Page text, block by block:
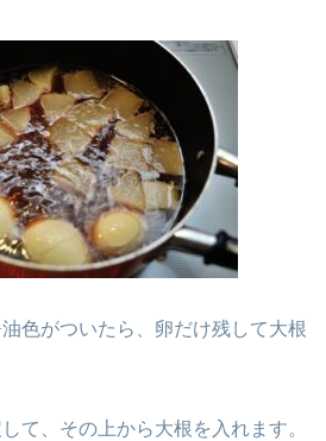
色がついたら、卵だけ残して大根
て、その上から大根を入れます。